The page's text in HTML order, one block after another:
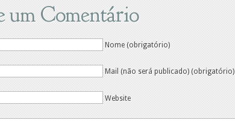
um Comentário
Nome (obrigatório)
Mail (não será publicado) (obrigatório)
Website